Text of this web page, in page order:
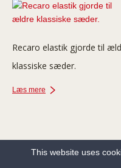
Recaro elastik gjorde til
klassiske sæder.
Læs mere
This website uses